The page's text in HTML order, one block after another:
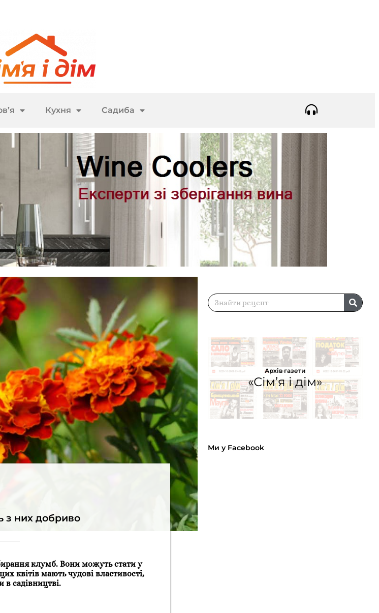
Кухня Садиба
з них добриво
клумб. Вони можуть стати у
квітів мають чудові властивості,
садівництві.
Архів газети
«Сім’я і дім»
Ми у Facebook